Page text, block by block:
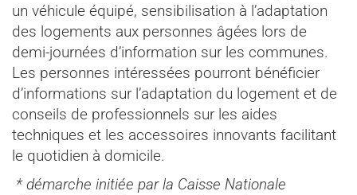
un véhicule équipé, sensibilisation à l’adaptation
des logements aux personnes âgées lors de
demi-journées d’information sur les communes.
Les personnes intéressées pourront bénéficier
d’informations sur l’adaptation du logement et de
conseils de professionnels sur les aides
techniques et les accessoires innovants facilitant
le quotidien à domicile.
*démarche initiée par la Caisse Nationale